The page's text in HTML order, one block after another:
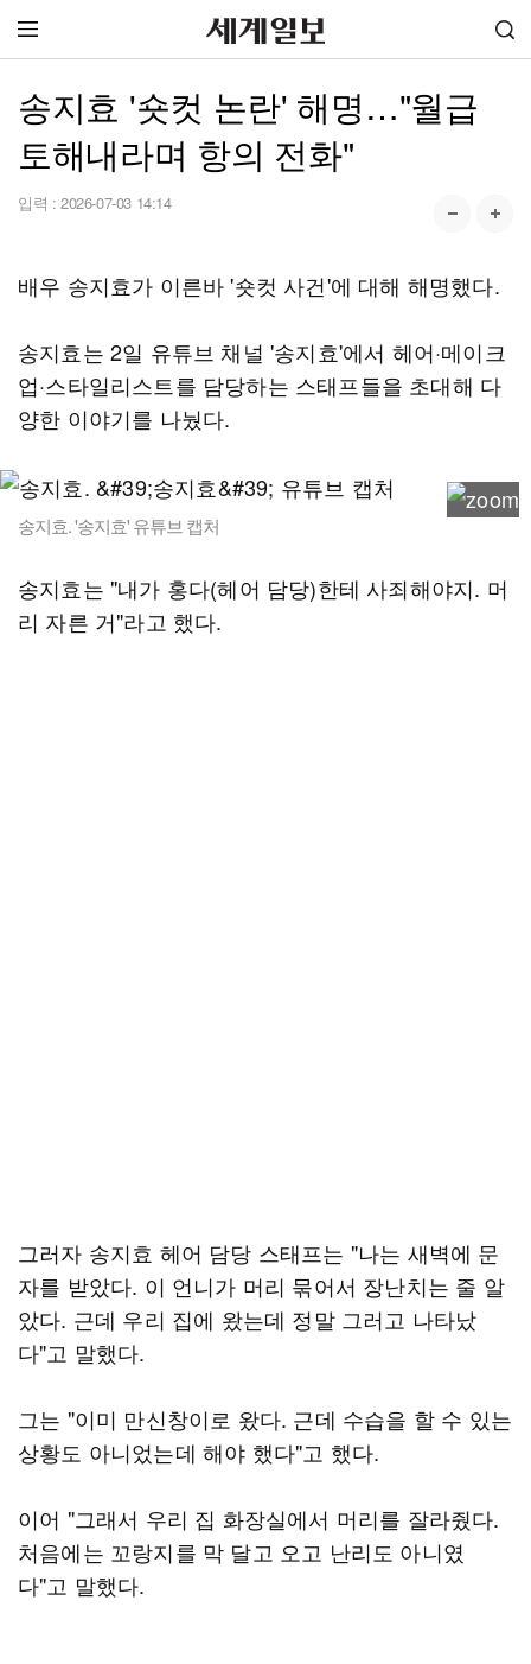
송지효 '숏컷 논란' 해명…"월급
토해내라며 항의 전화"
입력 : 2026-07-03 14:14
배우 송지효가 이른바 '숏컷 사건'에 대해 해명했다.
송지효는 2일 유튜브 채널 '송지효'에서 헤어·메이크
업·스타일리스트를 담당하는 스태프들을 초대해 다
양한 이야기를 나눴다.
송지효. '송지효' 유튜브 캡처
송지효는 "내가 홍다(헤어 담당)한테 사죄해야지. 머
리 자른 거"라고 했다.
그러자 송지효 헤어 담당 스태프는 "나는 새벽에 문
자를 받았다. 이 언니가 머리 묶어서 장난치는 줄 알
았다. 근데 우리 집에 왔는데 정말 그러고 나타났
다"고 말했다.
그는 "이미 만신창이로 왔다. 근데 수습을 할 수 있는
상황도 아니었는데 해야 했다"고 했다.
이어 "그래서 우리 집 화장실에서 머리를 잘라줬다.
처음에는 꼬랑지를 막 달고 오고 난리도 아니였
다"고 말했다.